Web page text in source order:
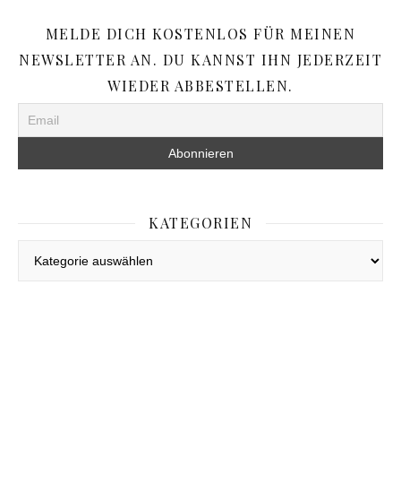
MELDE DICH KOSTENLOS FÜR MEINEN
NEWSLETTER AN. DU KANNST IHN JEDERZEIT
WIEDER ABBESTELLEN.
KATEGORIEN